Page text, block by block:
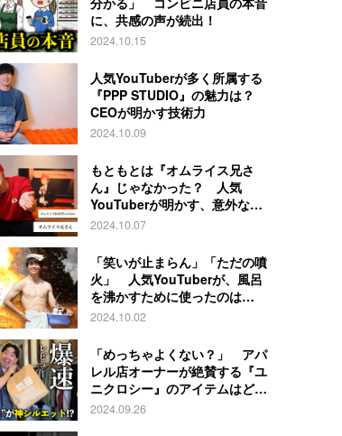
に、共感の声が続出！
2024.10.15
人気YouTuberが多く所属する
『PPP STUDIO』の魅力は？
CEOが明かす技術力
2024.10.09
もともとは『オムライス兄さ
ん』じゃなかった？ 人気
YouTuberが明かす、意外な過
去とは
2024.10.07
「笑いが止まらん」「ただの噴
火」 人気YouTuberが、風呂
を沸かすために使ったのは…
2024.10.02
「めっちゃよくない？」 アパ
レル店オーナーが絶賛する『ユ
ニクロシー』のアイテムはど
れ？
2024.09.26